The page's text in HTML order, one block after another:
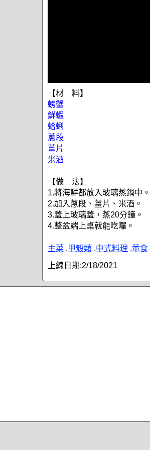
【材 料】
螃蟹
鮮蝦
蛤蜊
蔥段
薑片
米酒
【做 法】
1.將海鮮都放入玻璃蒸鍋中。
2.加入蔥段、薑片、米酒。
3.蓋上玻璃蓋，蒸20分鐘。
4.整盆端上桌就能吃囉。
主菜 .甲殼類 .中式料理 .葷食
上線日期:2/18/2021